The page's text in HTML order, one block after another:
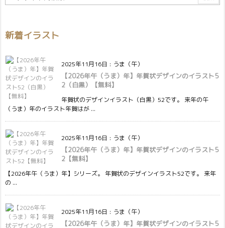
新着イラスト
2025年11月16日 : うま（午）
【2026年午（うま）年】年賀状デザインのイラスト5
2（白黒）【無料】
年賀状のデザインイラスト（白黒）52です。 来年の午
（うま）年のイラスト年賀はが ...
2025年11月16日 : うま（午）
【2026年午（うま）年】年賀状デザインのイラスト5
2【無料】
【2026年午（うま）年】シリーズ。 年賀状のデザインイラスト52です。 来年
の ...
2025年11月16日 : うま（午）
【2026年午（うま）年】年賀状デザインのイラスト5